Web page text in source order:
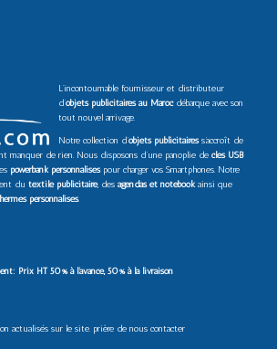
L’incontournable fournisseur et distributeur
d’objets publicitaires au Marocdébarque avec son
tout nouvel arrivage.
Notre collection d’objets publicitairess’accroît de
manquer de rien. Nous disposons d’une panoplie de clés USB
powerbank personnaliséspour charger vos Smartphones. Notre
du textile publicitaire, des agendas et notebookainsi que
personnalisés.
Prix HT 50% à l’avance, 50% à la livraison
actualisés sur le site. prière de nous contacter